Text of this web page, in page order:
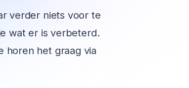
verder niets voor te
wat er is verbeterd.
horen het graag via